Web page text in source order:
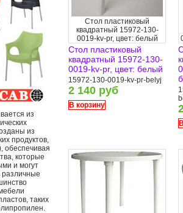
из
из
продуктов,
обеспечивая
которые
и могут
таких
Стол пластиковый
квадратный 15972-130-
0019-kv-pr, цвет: белый
Стол пластиковый
квадратный 15972-130-
0019-kv-pr, цвет: белый
15972-130-0019-kv-pr-belyj
2 140 руб
В корзину